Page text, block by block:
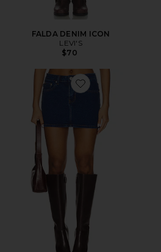
FALDA DENIM ICON
LEVI'S
$70
Favorite FALDA MAEVE